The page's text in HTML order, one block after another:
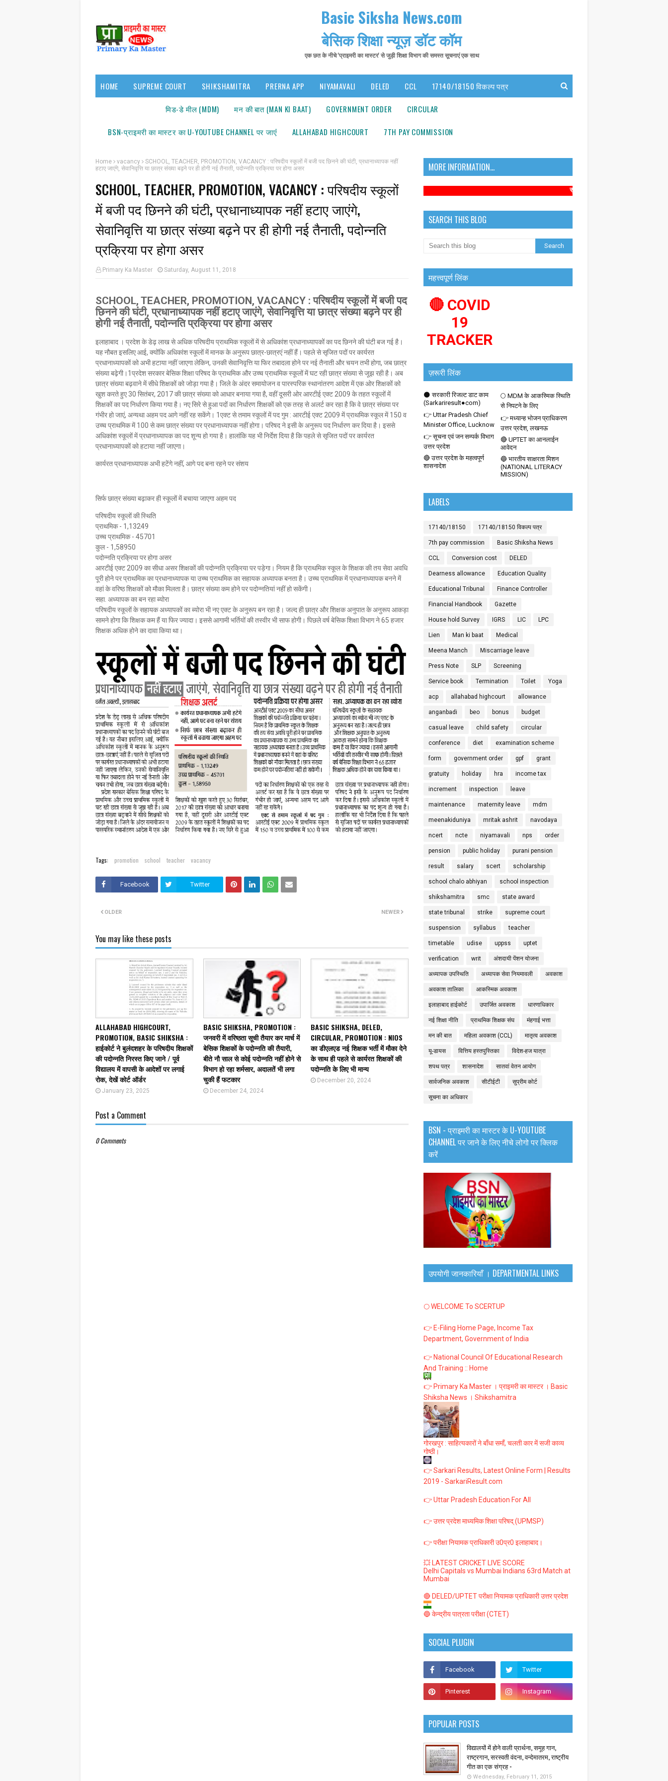
Basic Siksha News.com
बेसिक शिक्षा न्यूज़ डॉट कॉम
एक छत के नीचे 'प्राइमरी का मास्टर' से जुड़ी शिक्षा विभाग की समस्त सूचनाएं एक साथ
HOME SUPREME COURT SHIKSHAMITRA PRERNA APP NIYAMAVALI DELED CCL 17140/18150 विकल्प पत्र
मिड-डे मील (MDM) मन की बात (MAN KI BAAT) GOVERNMENT ORDER CIRCULAR
BSN-प्राइमरी का मास्टर का U-YOUTUBE CHANNEL पर जाएंं ALLAHABAD HIGHCOURT 7TH PAY COMMISSION
Home vacancy
SCHOOL, TEACHER, PROMOTION, VACANCY : परिषदीय स्कूलों में बजी पद छिनने की घंटी, प्रधानाध्यापक नहीं
हटाए जाएंगे, सेवानिवृत्ति या छात्र संख्या बढ़ने पर ही होगी नई तैनाती, पदोन्नति प्रक्रिया पर होगा असर
SCHOOL, TEACHER, PROMOTION, VACANCY : परिषदीय स्कूलों
में बजी पद छिनने की घंटी, प्रधानाध्यापक नहीं हटाए जाएंगे,
सेवानिवृत्ति या छात्र संख्या बढ़ने पर ही होगी नई तैनाती, पदोन्नति
प्रक्रिया पर होगा असर
Primary Ka Master Saturday, August 11, 2018
SCHOOL, TEACHER, PROMOTION, VACANCY : परिषदीय स्कूलों में बजी पद
छिनने की घंटी, प्रधानाध्यापक नहीं हटाए जाएंगे, सेवानिवृत्ति या छात्र संख्या बढ़ने पर ही
होगी नई तैनाती, पदोन्नति प्रक्रिया पर होगा असर
इलाहाबाद । प्रदेश के डेढ़ लाख से अधिक परिषदीय प्राथमिक स्कूलों में से अधिकांश प्रधानाध्यापकों का पद छिनने की घंटी बज गई है।
यह नौबत इसलिए आई, क्योंकि अधिकांश स्कूलों में मानक के अनुरूप छात्र-छात्रएं नहीं हैं। पहले से सृजित पदों पर कार्यरत
प्रधानाध्यापकों को अभी हटाया नहीं जाएगा लेकिन, उनकी सेवानिवृत्ति या फिर तबादला होने पर नई तैनाती और चयन तभी होगा, जब छात्र
संख्या बढ़ेगी।1प्रदेश सरकार बेसिक शिक्षा परिषद के प्राथमिक और उच्च प्राथमिक स्कूलों में घट रही छात्र संख्या से जूझ रही है। अब
छात्र संख्या बढ़वाने में सीधे शिक्षकों को जोड़ा गया है। जिले के अंदर समायोजन व पारस्परिक स्थानांतरण आदेश में एक ओर शिक्षकों को
खुश करते हुए 30 सितंबर, 2017 की छात्र संख्या को आधार बनाया गया है, वहीं दूसरी ओर आरटीई एक्ट 2009 के तहत स्कूलों में
शिक्षकों का पद निर्धारण किया गया है। नए सिरे से हुआ पदों का निर्धारण शिक्षकों को एक तरह से अलर्ट कर रहा है कि वे छात्र संख्या पर
गंभीर हो जाएं, अन्यथा अहम पद आगे नहीं रह सकेंगे। 1एक्ट से तमाम स्कूलों में पद गुम : आरटीई एक्ट 2009 में प्राथमिक स्कूल में 150 व
उच्च प्राथमिक में 100 से कम छात्र संख्या पर प्रधानाध्यापक नहीं होगा। परिषद ने इसी के अनुरूप पद निर्धारण कर दिया है। इससे
अधिकांश स्कूलों में प्रधानाध्यापक का पद शून्य हो गया है। हालांकि यह भी निर्देश दिया है कि पहले से सृजित पदों पर कार्यरत
प्रधानाध्यापकों को हटाया नहीं जाएगा।
कार्यरत प्रधानाध्यापक अभी हटेंगे नहीं, आगे पद बना रहने पर संशय
सिर्फ छात्र संख्या बढ़ाकर ही स्कूलों में बचाया जाएगा अहम पद
परिषदीय स्कूलों की स्थिति
प्राथमिक - 1,13249
उच्च प्राथमिक - 45701
कुल - 1,58950
पदोन्नति प्रक्रिया पर होगा असर
आरटीई एक्ट 2009 का सीधा असर शिक्षकों की पदोन्नति प्रक्रिया पर पड़ेगा। नियम है कि प्राथमिक स्कूल के शिक्षक की तय सेवा अवधि
पूरी होने पर प्राथमिक का प्रधानाध्यापक या उच्च प्राथमिक का सहायक अध्यापक बनता है। उच्च प्राथमिक में प्रधानाध्यापक बनने में
वहां के वरिष्ठ शिक्षकों को मौका मिलता है। छात्र संख्या कम होने पर पदोन्नतियां नहीं हो सकेंगी।
सहा. अध्यापक का बन रहा ब्योरा
परिषदीय स्कूलों के सहायक अध्यापकों का ब्योरा भी नए एक्ट के अनुरूप बन रहा है। जल्द ही छात्र और शिक्षक अनुपात के अनुरूप आकड़ा
सामने होगा कि शिक्षक कम हैं या फिर ज्यादा। इससे आगामी भर्तियों की तस्वीर भी साफ होगी। पिछले वर्ष बेसिक शिक्षा विभाग ने 65 हजार
शिक्षक अधिक होने का दावा किया था।
Tags: promotion school teacher vacancy
Facebook Twitter
NEWER
OLDER
You may like these posts
ALLAHABAD HIGHCOURT,
PROMOTION, BASIC SHIKSHA :
हाईकोर्ट ने बुलंदशहर के परिषदीय शिक्षकों
की पदोन्नति निरस्त किए जाने / पूर्व
विद्यालय में वापसी के आदेशों पर लगाई
रोक, देखें कोर्ट ऑर्डर
January 23, 2025
BASIC SHIKSHA, PROMOTION :
जनवरी में वरिष्ठता सूची तैयार कर मार्च में
बेसिक शिक्षकों के पदोन्नति की तैयारी,
बीते नौ साल से कोई पदोन्नति नहीं होने से
विभाग हो रहा शर्मसार, अदालतें भी लगा
चुकी हैं फटकार
December 24, 2024
BASIC SHIKSHA, DELED,
CIRCULAR, PROMOTION : NIOS
का डीएलएड नई शिक्षक भर्ती में मौका देने
के साथ ही पहले से कार्यरत शिक्षकों की
पदोन्नति के लिए भी मान्य
December 20, 2024
Post a Comment
0 Comments
MORE INFORMATION...
सूचना: अधिक संबंधित समाचारों के लिए कृपया
SEARCH THIS BLOG
महत्त्वपूर्ण लिंक
🔴 COVID
19
TRACKER
ज़रूरी लिंक
🌑 सरकारी रिजल्ट डाट काम
(Sarkariresult●com)
🌕 MDM के आकस्मिक स्थिति
से निपटने के लिए
👉 Uttar Pradesh Chief
Minister Office, Lucknow
👉 मध्यान्ह भोजन प्राधिकरण
उत्तर प्रदेश, लखनऊ
👉 सूचना एवं जन सम्पर्क विभाग
उत्तर प्रदेश
🔴 UPTET का आनलाईन
आवेदन
🔴 उत्तर प्रदेश के महत्वपूर्ण
शासनादेश
🔵 भारतीय साक्षरता मिशन
(NATIONAL LITERACY
MISSION)
LABELS
17140/18150 17140/18150 विकल्प पत्र
7th pay commission Basic Shiksha News
CCL Conversion cost DELED
Dearness allowance Education Quality
Educational Tribunal Finance Controller
Financial Handbook Gazette
House hold Survey IGRS LIC LPC
Lien Man ki baat Medical
Meena Manch Miscarriage leave
Press Note SLP Screening
Service book Termination Toilet Yoga
acp allahabad highcourt allowance
anganbadi beo bonus budget
casual leave child safety circular
conference diet examination scheme
form government order gpf grant
gratuity holiday hra income tax
increment inspection leave
maintenance maternity leave mdm
meenakiduniya mritak ashrit navodaya
ncert ncte niyamavali nps order
pension public holiday purani pension
result salary scert scholarship
school chalo abhiyan school inspection
shikshamitra smc state award
state tribunal strike supreme court
suspension syllabus teacher
timetable udise uppss uptet
verification writ अंशदायी पेंशन योजना
अध्यापक उपस्थिति अध्यापक सेवा नियमावली अवकाश
अवकाश तालिका आकस्मिक अवकाश
इलाहाबाद हाईकोर्ट उपार्जित अवकाश धारणाधिकार
नई शिक्षा नीति प्राथमिक शिक्षक संघ मंहगाई भत्ता
मन की बात महिला अवकाश (CCL) मातृत्व अवकाश
यू-डायस वित्तिय हस्तपुस्तिका विदेश-हज यात्रा
शपथ पत्र शासनादेश सातवां वेतन आयोग
सार्वजनिक अवकाश सीटीईटी सुप्रीम कोर्ट
सूचना का अधिकार
BSN - प्राइमरी का मास्टर के U-YOUTUBE
CHANNEL पर जाने के लिए नीचे लोगो पर क्लिक
करें
उपयोगी जानकारियाँ । DEPARTMENTAL LINKS
🌕 WELCOME To SCERTUP
👉 E-Filing Home Page, Income Tax
Department, Government of India
👉 National Council Of Educational Research
And Training :: Home
👉 Primary Ka Master । प्राइमरी का मास्टर । Basic
Shiksha News । Shikshamitra
गोरखपुर : साहित्यकारों ने बाँधा समाँ, चलती कार में सजी काव्य
गोष्ठी।
👉 Sarkari Results, Latest Online Form | Results
2019 - SarkariResult.com
👉 Uttar Pradesh Education For All
👉 उत्तर प्रदेश माध्यमिक शिक्षा परिषद् (UPMSP)
👉 परीक्षा नियामक प्राधिकारी उ0प्र0 इलाहाबाद।
💥 LATEST CRICKET LIVE SCORE
Delhi Capitals vs Mumbai Indians 63rd Match at
Mumbai
🔴 DELED/UPTET परीक्षा नियामक प्राधिकारी उत्तर प्रदेश
🔵 केन्द्रीय पात्रता परीक्षा (CTET)
SOCIAL PLUGIN
POPULAR POSTS
विद्यालयों में होने वाली प्रार्थना, समूह गान,
राष्ट्रगान, सरस्वती वंदना, वन्देमातरम, राष्ट्रीय
गीत का एक संग्रह -
Wednesday, February 11, 2015